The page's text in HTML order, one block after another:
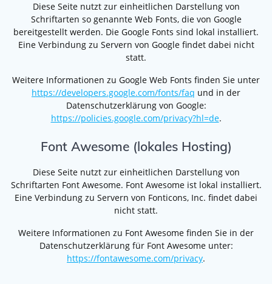
Diese Seite nutzt zur einheitlichen Darstellung von
Schriftarten so genannte Web Fonts, die von Google
bereitgestellt werden. Die Google Fonts sind lokal installiert.
Eine Verbindung zu Servern von Google findet dabei nicht
statt.
Weitere Informationen zu Google Web Fonts finden Sie unter
https://developers.google.com/fonts/faq und in der
Datenschutzerklärung von Google:
https://policies.google.com/privacy?hl=de.
Font Awesome (lokales Hosting)
Diese Seite nutzt zur einheitlichen Darstellung von
Schriftarten Font Awesome. Font Awesome ist lokal installiert.
Eine Verbindung zu Servern von Fonticons, Inc. findet dabei
nicht statt.
Weitere Informationen zu Font Awesome finden Sie in der
Datenschutzerklärung für Font Awesome unter:
https://fontawesome.com/privacy.